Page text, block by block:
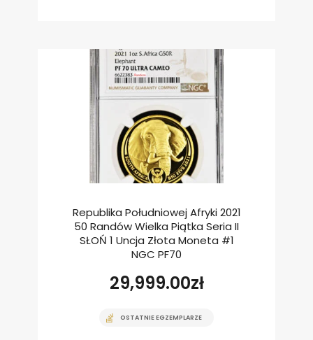
Republika Południowej Afryki 2021
50 Randów Wielka Piątka Seria II
SŁOŃ 1 Uncja Złota Moneta #1
NGC PF70
29,999.00zł
OSTATNIE EGZEMPLARZE